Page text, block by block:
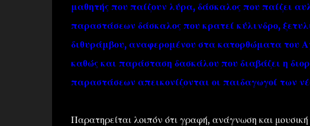
μαθητής που παίζουν λύρα, δάσκαλος που παίζει
παραστάσεων δάσκαλος που κρατεί κύλινδρο,
διθυράμβου, αναφερομένου στα κατορθώματα του
καθώς και παράσταση δασκάλου που διαβάζει η
παραστάσεων απεικονίζονται οι παιδαγωγοί των
Παρατηρείται λοιπόν ότι γραφή, ανάγνωση και